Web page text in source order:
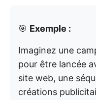
🎯 Exemple :
Imaginez une
pour être lancée
site web, une
créations